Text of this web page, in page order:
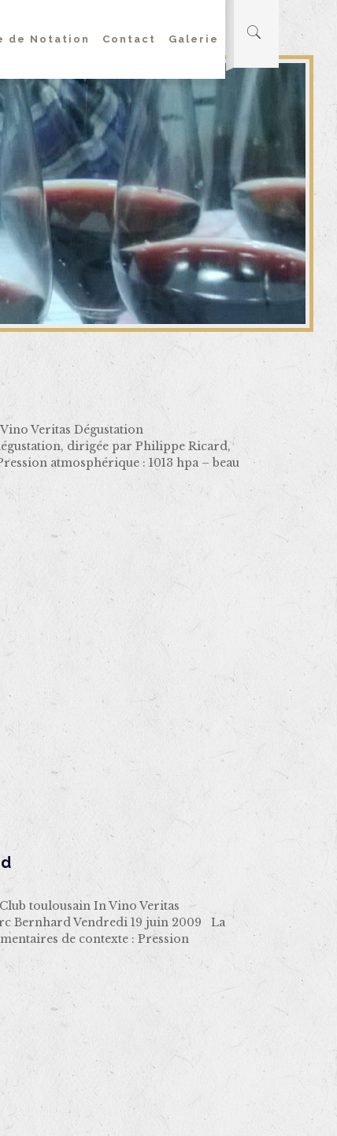
de Notation Contact Galerie
Veritas Dégustation
dirigée par Philippe Ricard,
atmosphérique : 1013 hpa – beau
toulousain In Vino Veritas
Bernhard Vendredi 19 juin 2009 La
de contexte : Pression